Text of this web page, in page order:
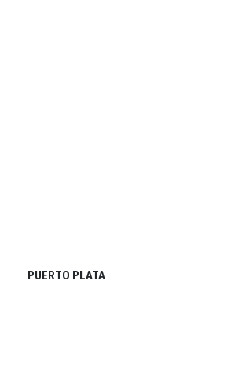
PUERTO PLATA